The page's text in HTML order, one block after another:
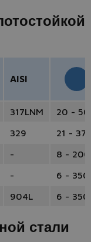
AISI
317LNM
20 -
329
21 -
-
8 - 200
-
6 - 350
904L 6 - 350
стали